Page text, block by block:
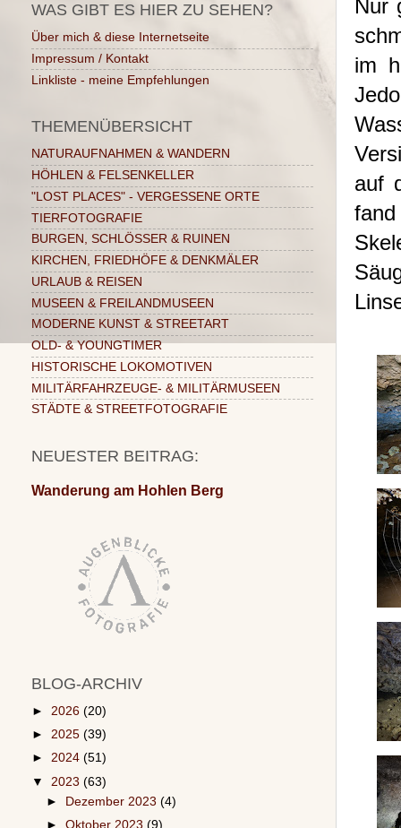
Nur
im
auf
fand
WAS GIBT ES HIER ZU SEHEN?
Über mich & diese Internetseite
Impressum / Kontakt
Linkliste - meine Empfehlungen
THEMENÜBERSICHT
NATURAUFNAHMEN & WANDERN
HÖHLEN & FELSENKELLER
"LOST PLACES" - VERGESSENE ORTE
TIERFOTOGRAFIE
BURGEN, SCHLÖSSER & RUINEN
KIRCHEN, FRIEDHÖFE & DENKMÄLER
URLAUB & REISEN
MUSEEN & FREILANDMUSEEN
MODERNE KUNST & STREETART
OLD- & YOUNGTIMER
HISTORISCHE LOKOMOTIVEN
MILITÄRFAHRZEUGE- & MILITÄRMUSEEN
STÄDTE & STREETFOTOGRAFIE
NEUESTER BEITRAG:
Wanderung am Hohlen Berg
BLOG-ARCHIV
► 2026 (20)
► 2025 (39)
► 2024 (51)
▼ 2023 (63)
►
Dezember 2023(4)
►Oktober 2023(9)